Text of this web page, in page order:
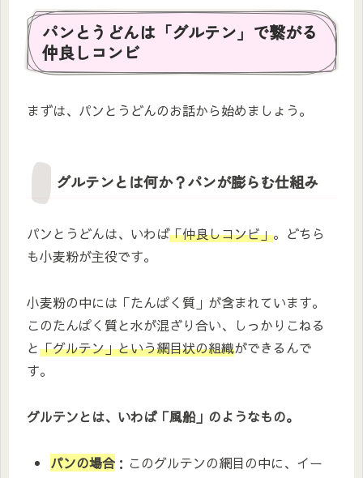
パンとうどんは「グルテン」で繋がる
仲良しコンビ
まずは、パンとうどんのお話から始めましょう。
グルテンとは何か？パンが膨らむ仕組み
パンとうどんは、いわば「仲良しコンビ」。どちら
も小麦粉が主役です。
小麦粉の中には「たんぱく質」が含まれています。
このたんぱく質と水が混ざり合い、しっかりこねる
と「グルテン」という網目状の組織ができるんで
す。
グルテンとは、いわば「風船」のようなもの。
パンの場合 ：このグルテンの網目の中に、イー